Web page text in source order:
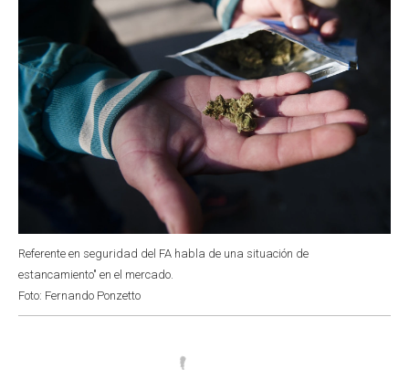
Referente en seguridad del FA habla de una situación de
estancamiento" en el mercado.
Foto: Fernando Ponzetto